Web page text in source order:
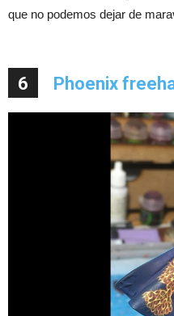
que no podemos dejar de
6 Phoenix